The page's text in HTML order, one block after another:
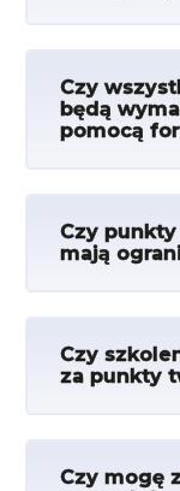
Czy
będą
pomocą
Czy
mają
Czy
za punkty
Czy mogę